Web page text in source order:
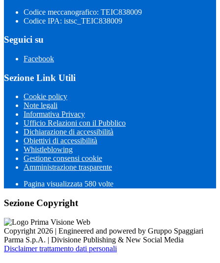
Codice meccanografico: TEIC838009
Codice IPA: istsc_TEIC838009
Seguici su
Facebook
Sezione Link Utili
Cookie policy
Note legali
Informativa Privacy
Ufficio Relazioni con il Pubblico
Dichiarazione di accessibilità
Obiettivi di accessibilità
Whistleblowing
Gestione consensi cookie
Amministrazione trasparente
Pagina visualizzata 580 volte
Sezione Copyright
Copyright 2026 | Engineered and powered by Gruppo Spaggiari
Parma S.p.A. | Divisione Publishing & New Social Media
Disclaimer trattamento dati personali